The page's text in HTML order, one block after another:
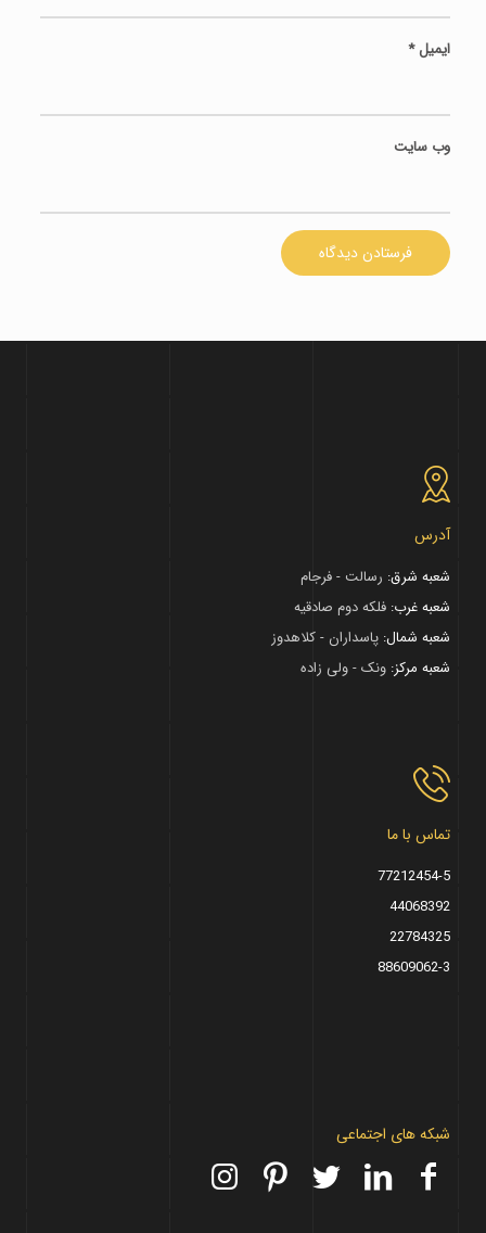
ایمیل*
وب‌ سایت
آدرس
شعبه شرق: رسالت - فرجام
شعبه غرب: فلکه دوم صادقیه
شعبه شمال: پاسداران - کلاهدوز
شعبه مرکز: ونک - ولی زاده
تماس با ما
77212454-5
44068392
22784325
88609062-3
شبکه های اجتماعی